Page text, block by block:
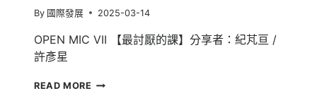
By 國際發展 2025-03-14
OPEN MIC VII 【最討厭的課】分享者：紀芃亘 /
許彥星
READ MORE OPEN